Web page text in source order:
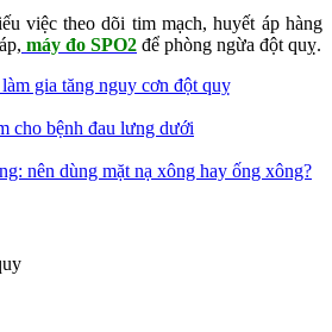
việc theo dõi tim mạch, huyết áp hàng
máy đo SPO2 để phòng ngừa đột quỵ.
gia tăng nguy cơn đột quỵ
cho bệnh đau lưng dưới
nên dùng mặt nạ xông hay ống xông?